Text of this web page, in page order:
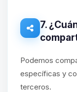
7.
Podemos
específicas y
terceros.